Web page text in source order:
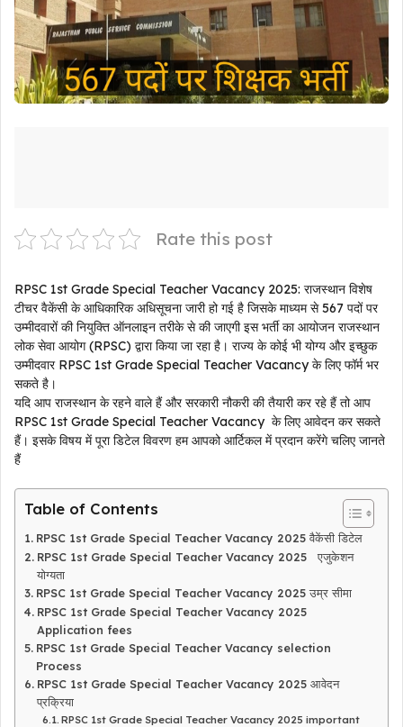
Rate this post
RPSC 1st Grade Special Teacher Vacancy 2025: राजस्थान विशेष
टीचर वैकेंसी के आधिकारिक अधिसूचना जारी हो गई है जिसके माध्यम से 567 पदों पर
उम्मीदवारों की नियुक्ति ऑनलाइन तरीके से की जाएगी इस भर्ती का आयोजन राजस्थान
लोक सेवा आयोग (RPSC) द्वारा किया जा रहा है। राज्य के कोई भी योग्य और इच्छुक
उम्मीदवार RPSC 1st Grade Special Teacher Vacancy के लिए फॉर्म भर
सकते है।
यदि आप राजस्थान के रहने वाले हैं और सरकारी नौकरी की तैयारी कर रहे हैं तो आप
RPSC 1st Grade Special Teacher Vacancy के लिए आवेदन कर सकते
हैं। इसके विषय में पूरा डिटेल विवरण हम आपको आर्टिकल में प्रदान करेंगे चलिए जानते
हैं
Table of Contents
RPSC 1st Grade Special Teacher Vacancy 2025 वैकेंसी डिटेल
RPSC 1st Grade Special Teacher Vacancy 2025 एजुकेशन
योग्यता
RPSC 1st Grade Special Teacher Vacancy 2025 उम्र सीमा
RPSC 1st Grade Special Teacher Vacancy 2025
Application fees
RPSC 1st Grade Special Teacher Vacancy selection
Process
RPSC 1st Grade Special Teacher Vacancy 2025 आवेदन
प्रक्रिया
RPSC 1st Grade Special Teacher Vacancy 2025 important